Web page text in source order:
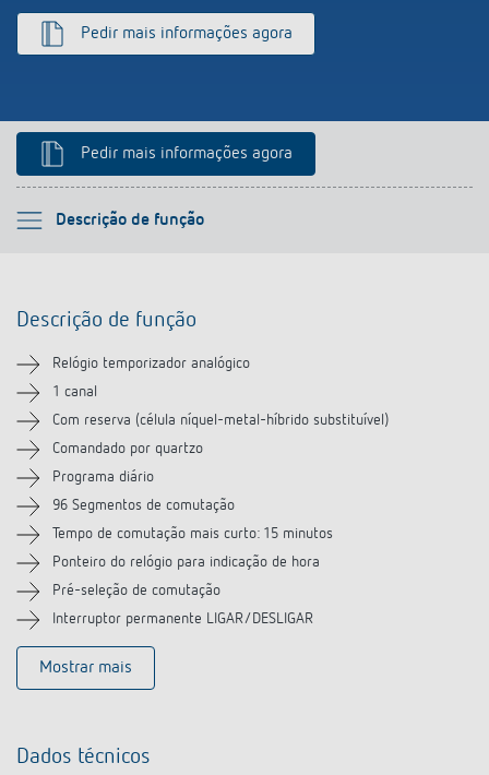
Pedir mais informações agora
Pedir mais informações agora
Descrição de função
Por favor selecione
Informação técnica
Transferências
Acessórios
Produtos semelhantes
Descrição de função
Relógio temporizador analógico
1 canal
Com reserva (célula níquel-metal-híbrido substituível)
Comandado por quartzo
Programa diário
96 Segmentos de comutação
Tempo de comutação mais curto: 15 minutos
Ponteiro do relógio para indicação de hora
Pré-seleção de comutação
Interruptor permanente LIGAR/DESLIGAR
Mostrar mais
Dados técnicos